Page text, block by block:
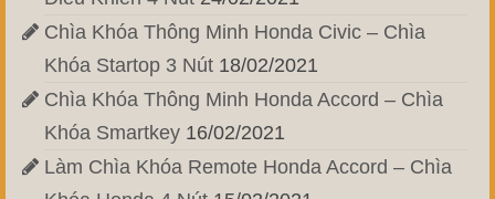
Chìa Khóa Thông Minh Honda Civic – Chìa
Khóa Startop 3 Nút 18/02/2021
Chìa Khóa Thông Minh Honda Accord – Chìa
Khóa Smartkey 16/02/2021
Làm Chìa Khóa Remote Honda Accord – Chìa